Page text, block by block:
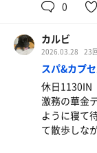
0
カルビ
2026.03.28 23
スパ&カプ
休日1130IN
激務の華金
ように寝て
て散歩しな